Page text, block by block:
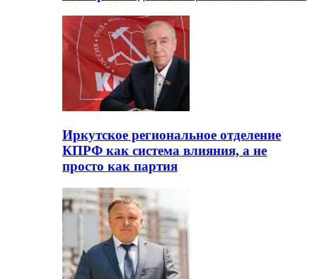
Иркутское региональное отделение
КПРФ как система влияния, а не
просто как партия